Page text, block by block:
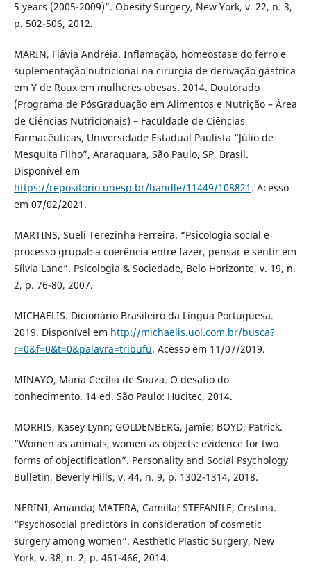
5 years (2005-2009)”. Obesity Surgery, New York, v. 22, n. 3,
p. 502-506, 2012.
MARIN, Flávia Andréia. Inflamação, homeostase do ferro e
suplementação nutricional na cirurgia de derivação gástrica
em Y de Roux em mulheres obesas. 2014. Doutorado
(Programa de PósGraduação em Alimentos e Nutrição – Área
de Ciências Nutricionais) – Faculdade de Ciências
Farmacêuticas, Universidade Estadual Paulista “Júlio de
Mesquita Filho”, Araraquara, São Paulo, SP, Brasil.
Disponível em
https://repositorio.unesp.br/handle/11449/108821 . Acesso
em 07/02/2021.
MARTINS, Sueli Terezinha Ferreira. “Psicologia social e
processo grupal: a coerência entre fazer, pensar e sentir em
Sílvia Lane”. Psicologia & Sociedade, Belo Horizonte, v. 19, n.
2, p. 76-80, 2007.
MICHAELIS. Dicionário Brasileiro da Língua Portuguesa.
2019. Disponível em http://michaelis.uol.com.br/busca?
r=0&f=0&t=0&palavra=tribufu. Acesso em 11/07/2019.
MINAYO, Maria Cecília de Souza. O desafio do
conhecimento. 14 ed. São Paulo: Hucitec, 2014.
MORRIS, Kasey Lynn; GOLDENBERG, Jamie; BOYD, Patrick.
“Women as animals, women as objects: evidence for two
forms of objectification”. Personality and Social Psychology
Bulletin, Beverly Hills, v. 44, n. 9, p. 1302-1314, 2018.
NERINI, Amanda; MATERA, Camilla; STEFANILE, Cristina.
“Psychosocial predictors in consideration of cosmetic
surgery among women”. Aesthetic Plastic Surgery, New
York, v. 38, n. 2, p. 461-466, 2014.